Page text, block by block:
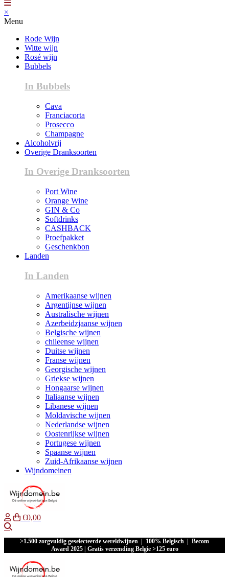
×
Menu
Rode Wijn
Witte wijn
Rosé wijn
Bubbels
In Bubbels
Cava
Franciacorta
Prosecco
Champagne
Alcoholvrij
Overige Dranksoorten
In Overige Dranksoorten
Port Wine
Orange Wine
GIN & Co
Softdrinks
CASHBACK
Proefpakket
Geschenkbon
Landen
In Landen
Amerikaanse wijnen
Argentijnse wijnen
Australische wijnen
Azerbeidzjaanse wijnen
Belgische wijnen
chileense wijnen
Duitse wijnen
Franse wijnen
Georgische wijnen
Griekse wijnen
Hongaarse wijnen
Italiaanse wijnen
Libanese wijnen
Moldavische wijnen
Nederlandse wijnen
Oostenrijkse wijnen
Portugese wijnen
Spaanse wijnen
Zuid-Afrikaanse wijnen
Wijndomeinen
€0,00
>1.500 zorgvuldig geselecteerde wereldwijnen | 100% Belgisch | Becom
Award 2025 | Gratis verzending Belgie >125 euro